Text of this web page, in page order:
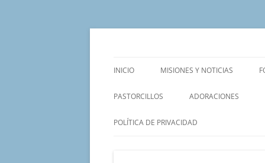
Saltar
INICIO MISIONES Y NOTICIAS
PASTORCILLOS ADORACIONES
POLÍTICA DE PRIVACIDAD